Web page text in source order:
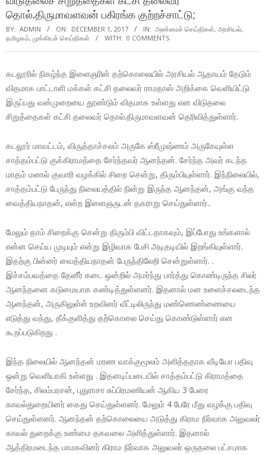
தொல்.திருமாவளவன் பகிரங்க குற்றச்சாட்டு;
BY: ADMIN ON: DECEMBER 1, 2017 IN: அண்மைச் செய்திகள், அரசியல்,
தமிழகம், முக்கியச் செய்திகள் WITH: 0 COMMENTS
கடலூரில் நிகழ்ந்த இளைஞரின் தற்கொலையில் அரசியல் ஆதாயம் தேடும்
விதமாக பாட்டாளி மக்கள் கட்சி தலைவர் ராமதாஸ் அறிக்கை வெளியிட்டு
இருப்பது வன்முறையை தூண்டும் விதமாக உள்ளது என விடுதலை
சிறுத்தைகள் கட்சி தலைவர் தொல்.திருமாவளவன் தெரிவித்துள்ளார்.
கடலூர் மாவட்டம், விருத்தாச்சலம் அருகே ஸ்ரீமுஷ்ணம் அருகேயுள்ள
சாத்தம்பட்டு குக்கிராமத்தை சேர்ந்தவர் ஆனந்தன். சேர்ந்த அவர் கடந்த
மாதம் மணல் குவாரி வழக்கில் சிறை சென்று, திரும்பியுள்ளார். இந்நிலையில்,
சாத்தம்பட்டு பேருந்து நிலையத்தில் நின்று இருந்த ஆனந்தன், அங்கு வந்த
வைத்தியநாதன், என்ற இளைஞருடன் தகராறு செய்துள்ளார்..
மேலும் தாம் சிறைக்கு சென்று திரும்பி விட்டதாகவும், இப்போது உங்களால்
என்ன செய்ய முடியும் என்று இழிவாக பேசி அடிதடியில் இறங்கியுள்ளார்.
இதற்கு பின்னர் வைத்தியநாதன் பேருந்திலேறி சென்றுள்ளார். .
இச்சம்பவத்தை தேனீர் கடை ஒன்றில் அமர்ந்து பார்த்து கொண்டிருந்த சிலர்
ஆனந்தனை கடுமையாக கண்டித்துள்ளனர். இதனால் மன உளைச்சலடைந்த
ஆனந்தன், அருகிலுள்ள் உறவினர் வீட்டிலிருந்து மண்ணெண்ணையை
எடுத்து வந்து, தீக்குளித்து தற்கொலை செய்து கொண்டுள்ளார் என
கூறப்படுகிறது .
இந்த நிலையில் ஆனந்தன் மரண வாக்குமூலம் அளித்ததாக வீடியோ பதிவு
ஒன்று வெளியாகி உள்ளது . இதனடிப்படையில் சாத்தம்பட்டு கிராமத்தை
சேர்ந்த, சிலம்பரசன், புதுராசா சுப்பிரமணியன் ஆகிய 3 பேரை
காவல்துறையினர் கைது செய்துள்ளனர். மேலும் 4 பேரே மீது வழக்கு பதிவு
செய்துள்ளனர். ஆனந்தன் தற்கொலையை அடுத்து கிராம நிர்வாக அலுவலர்
காவல் துறைக்கு உண்மை தகவலை அளித்துள்ளார். இதனால்
ஆத்திரமடைந்த பாமகவினர் கிராம நிர்வாக அலுவலர் ஒருதலை பட்சமாக